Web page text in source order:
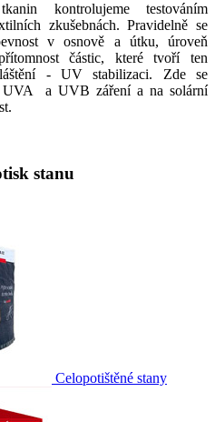
kontrolujeme testováním
zkušebnách. Pravidelně se
v osnově a útku, úroveň
částic, které tvoříten
- UV stabilizaci. Zde se
UVA a UVB záření a na solární
stanu
Celopotištěné stany